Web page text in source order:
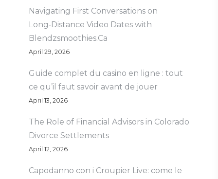
Navigating First Conversations on
Long‑Distance Video Dates with
Blendzsmoothies.Ca
April 29, 2026
Guide complet du casino en ligne : tout
ce qu’il faut savoir avant de jouer
April 13, 2026
The Role of Financial Advisors in Colorado
Divorce Settlements
April 12, 2026
Capodanno con i Croupier Live: come le